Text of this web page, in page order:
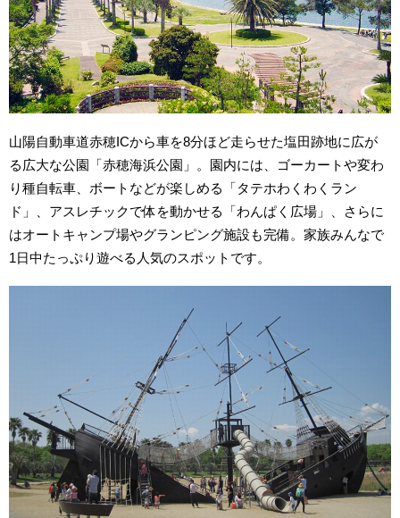
山陽自動車道赤穂ICから車を8分ほど走らせた塩田跡地に広が
る広大な公園「赤穂海浜公園」。園内には、ゴーカートや変わ
り種自転車、ボートなどが楽しめる「タテホわくわくラン
ド」、アスレチックで体を動かせる「わんぱく広場」、さらに
はオートキャンプ場やグランピング施設も完備。家族みんなで
1日中たっぷり遊べる人気のスポットです。